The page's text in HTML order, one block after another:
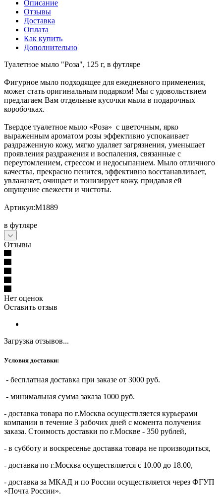
Описание
Отзывы
Доставка
Оплата
Как купить
Дополнительно
Туалетное мыло "Роза", 125 г, в футляре
Фигурное мыло подходящее для ежедневного применения,
может стать оригинальным подарком! Мы с удовольствием
предлагаем Вам отдельные кусочки мыла в подарочных
коробочках.
Твердое туалетное мыло «Роза» с цветочным, ярко
выраженным ароматом розы эффективно успокаивает
раздраженную кожу, мягко удаляет загрязнения, уменьшает
проявления раздражения и воспаления, связанные с
переутомлением, стрессом и недосыпанием. Мыло отличного
качества, прекрасно пенится, эффективно восстанавливает,
увлажняет, очищает и тонизирует кожу, придавая ей
ощущение свежести и чистоты.
Артикул:М1889
в футляре
Отзывы
Нет оценок
Оставить отзыв
Загрузка отзывов...
Условия доставки:
- бесплатная доставка при заказе от 3000 руб.
- минимальная сумма заказа 1000 руб.
- доставка товара по г.Москва осуществляется курьерами
компании в течение 3 рабочих дней с момента получения
заказа. Стоимость доставки по г.Москве - 350 рублей,
- в субботу и воскресенье доставка товара не производиться,
- доставка по г.Москва осуществляется с 10.00 до 18.00,
- доставка за МКАД и по России осуществляется через ФГУП
«Почта России».